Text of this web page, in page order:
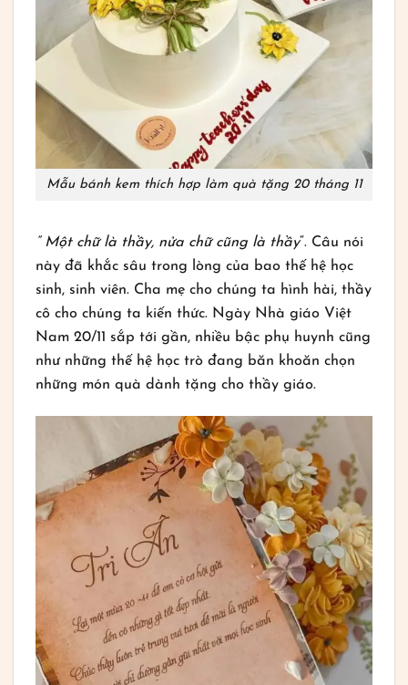
Mẫu bánh kem thích hợp làm quà tặng 20 tháng 11
” Một chữ là thầy, nửa chữ cũng là thầy“. Câu nói
này đã khắc sâu trong lòng của bao thế hệ học
sinh, sinh viên. Cha mẹ cho chúng ta hình hài, thầy
cô cho chúng ta kiến thức. Ngày Nhà giáo Việt
Nam 20/11 sắp tới gần, nhiều bậc phụ huynh cũng
như những thế hệ học trò đang băn khoăn chọn
những món quà dành tặng cho thầy giáo.